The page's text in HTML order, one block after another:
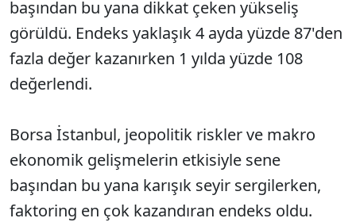
başından bu yana dikkat çeken yükseliş
görüldü. Endeks yaklaşık 4 ayda yüzde 87'den
fazla değer kazanırken 1 yılda yüzde 108
değerlendi.
Borsa İstanbul, jeopolitik riskler ve makro
ekonomik gelişmelerin etkisiyle sene
başından bu yana karışık seyir sergilerken,
faktoring en çok kazandıran endeks oldu.